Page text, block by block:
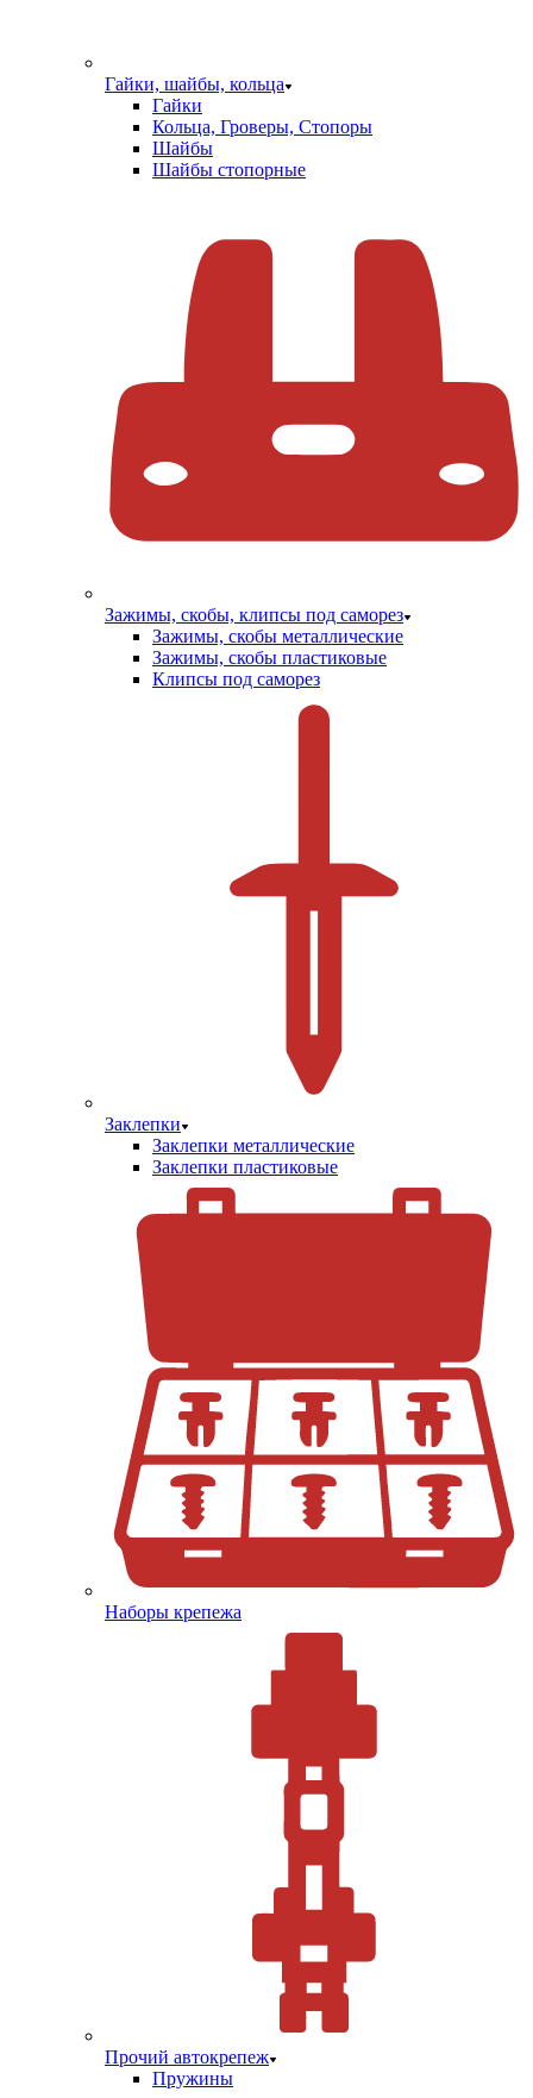
Гайки, шайбы, кольца
Гайки
Кольца, Гроверы, Стопоры
Шайбы
Шайбы стопорные
Зажимы, скобы, клипсы под саморез
Зажимы, скобы металлические
Зажимы, скобы пластиковые
Клипсы под саморез
Заклепки
Заклепки металлические
Заклепки пластиковые
Наборы крепежа
Прочий автокрепеж
Пружины